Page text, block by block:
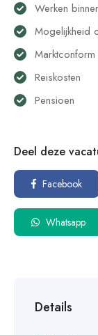
Werken
Mogelijkheid
Reiskosten
Pensioen
Deel deze
Facebook
Whatsapp
Details